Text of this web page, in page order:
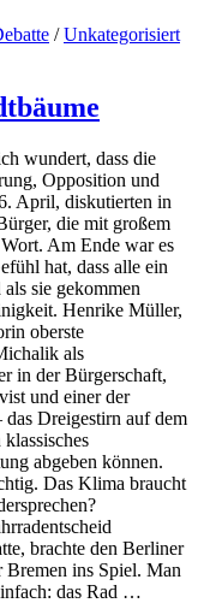
/Unkategorisiert
wundert, dass die
Opposition und
April, diskutierten in
die mit großem
Am Ende war es
hat, dass alle ein
sie gekommen
Henrike Müller,
oberste
als
in der Bürgerschaft,
und einer der
Dreigestirn auf dem
abgeben können.
Das Klima braucht
brachte den Berliner
Bremen ins Spiel. Man
das Rad …